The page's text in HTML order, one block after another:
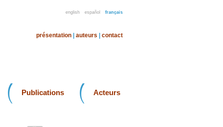
english español français
présentation auteurs contact
Publications Acteurs